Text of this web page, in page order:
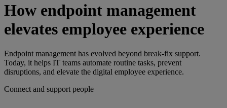
How endpoint management
elevates employee experience
Endpoint management has evolved beyond break-fix support.
Today, it helps IT teams automate routine tasks, prevent
disruptions, and elevate the digital employee experience.
Connect and support people